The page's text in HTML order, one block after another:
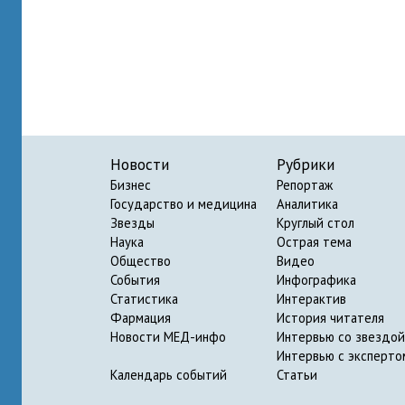
Новости
Бизнес
Государство и медицина
Звезды
Наука
Общество
События
Статистика
Фармация
Новости МЕД-инфо
Календарь событий
Рубрики
Репортаж
Аналитика
Круглый стол
Острая тема
Видео
Инфографика
Интерактив
История читателя
Интервью со звездой
Интервью с
Статьи